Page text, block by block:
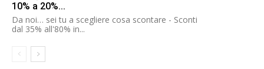
10% a 20%...
Da noi… sei tu a scegliere cosa scontare - Sconti
dal 35% all'80% in...